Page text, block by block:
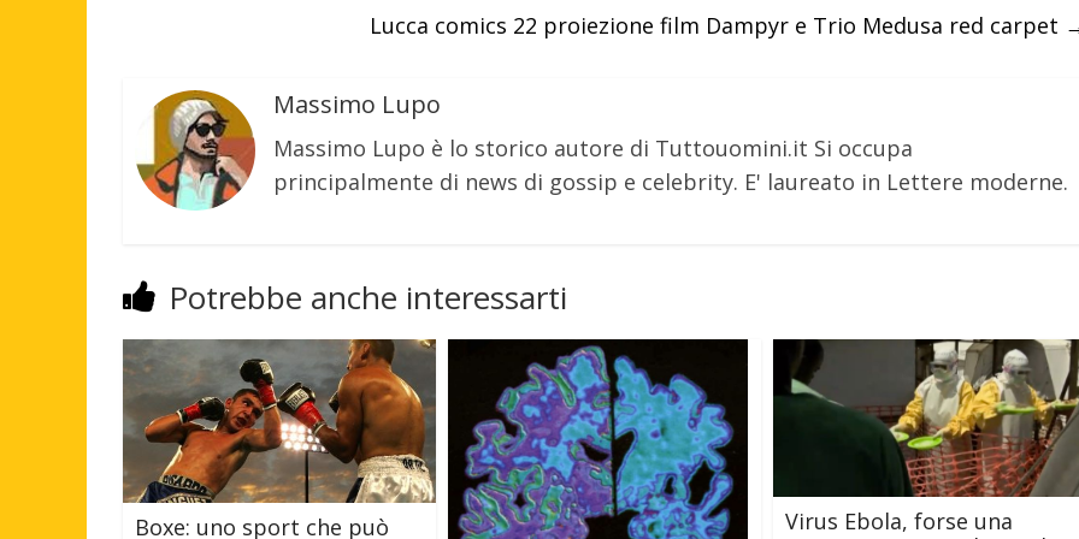
Lucca comics 22 proiezione film Dampyr e Trio Medusa red carpet
Massimo Lupo
Massimo Lupo è lo storico autore di Tuttouomini.it Si occupa
principalmente di news di gossip e celebrity. E' laureato in Lettere moderne.
Potrebbe anche interessarti
Boxe: uno sport che può
Virus Ebola, forse una